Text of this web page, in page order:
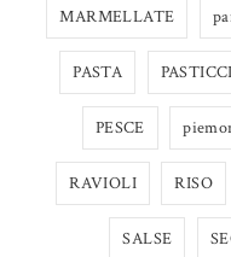
MARMELLATE
PASTA
PESCE
RAVIOLI RISO
SALSE